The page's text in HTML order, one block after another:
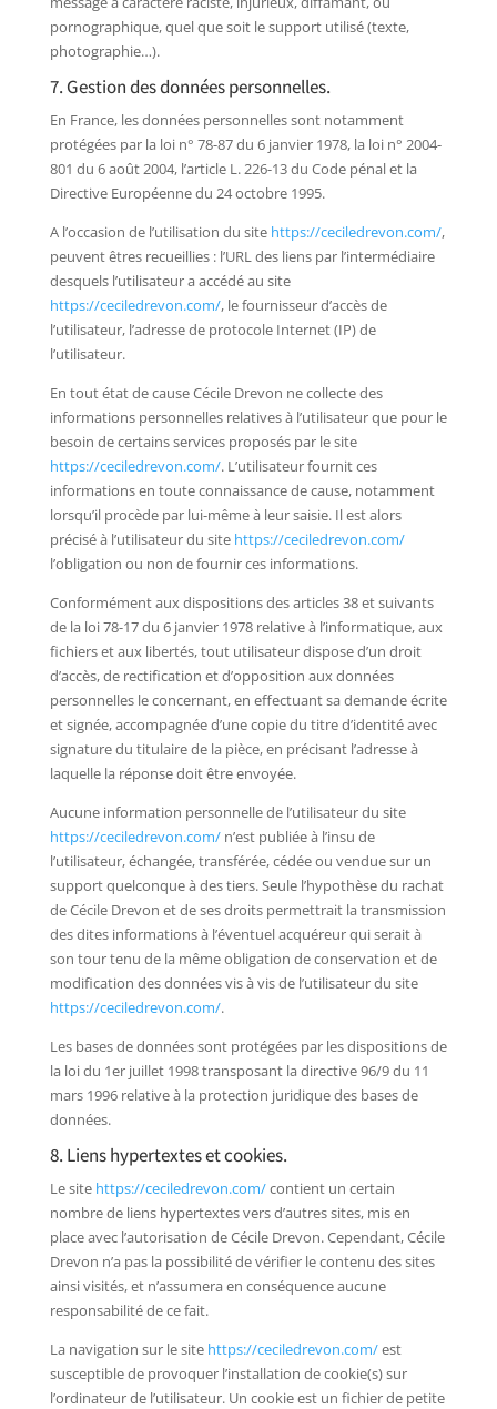
pornographique, quel que soit le support utilisé (texte,
photographie…).
7. Gestion des données personnelles.
En France, les données personnelles sont notamment
protégées par la loi n° 78-87 du 6 janvier 1978, la loi n° 2004-
801 du 6 août 2004, l’article L. 226-13 du Code pénal et la
Directive Européenne du 24 octobre 1995.
A l’occasion de l’utilisation du site https://ceciledrevon.com/,
peuvent êtres recueillies : l’URL des liens par l’intermédiaire
desquels l’utilisateur a accédé au site
https://ceciledrevon.com/, le fournisseur d’accès de
l’utilisateur, l’adresse de protocole Internet (IP) de
l’utilisateur.
En tout état de cause Cécile Drevon ne collecte des
informations personnelles relatives à l’utilisateur que pour le
besoin de certains services proposés par le site
https://ceciledrevon.com/. L’utilisateur fournit ces
informations en toute connaissance de cause, notamment
lorsqu’il procède par lui-même à leur saisie. Il est alors
précisé à l’utilisateur du site https://ceciledrevon.com/
l’obligation ou non de fournir ces informations.
Conformément aux dispositions des articles 38 et suivants
de la loi 78-17 du 6 janvier 1978 relative à l’informatique, aux
fichiers et aux libertés, tout utilisateur dispose d’un droit
d’accès, de rectification et d’opposition aux données
personnelles le concernant, en effectuant sa demande écrite
et signée, accompagnée d’une copie du titre d’identité avec
signature du titulaire de la pièce, en précisant l’adresse à
laquelle la réponse doit être envoyée.
Aucune information personnelle de l’utilisateur du site
https://ceciledrevon.com/n’est publiée à l’insu de
l’utilisateur, échangée, transférée, cédée ou vendue sur un
support quelconque à des tiers. Seule l’hypothèse du rachat
de Cécile Drevon et de ses droits permettrait la transmission
des dites informations à l’éventuel acquéreur qui serait à
son tour tenu de la même obligation de conservation et de
modification des données vis à vis de l’utilisateur du site
https://ceciledrevon.com/.
Les bases de données sont protégées par les dispositions de
la loi du 1er juillet 1998 transposant la directive 96/9 du 11
mars 1996 relative à la protection juridique des bases de
données.
8. Liens hypertextes et cookies.
Le site https://ceciledrevon.com/contient un certain
nombre de liens hypertextes vers d’autres sites, mis en
place avec l’autorisation de Cécile Drevon. Cependant, Cécile
Drevon n’a pas la possibilité de vérifier le contenu des sites
ainsi visités, et n’assumera en conséquence aucune
responsabilité de ce fait.
La navigation sur le site https://ceciledrevon.com/est
susceptible de provoquer l’installation de cookie(s) sur
l’ordinateur de l’utilisateur. Un cookie est un fichier de petite